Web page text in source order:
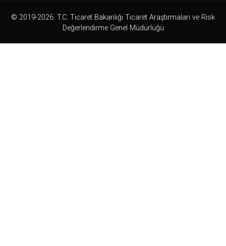
© 2019-2026. T.C. Ticaret Bakanlığı Ticaret Araştırmaları ve Risk
Değerlendirme Genel Müdürlüğü